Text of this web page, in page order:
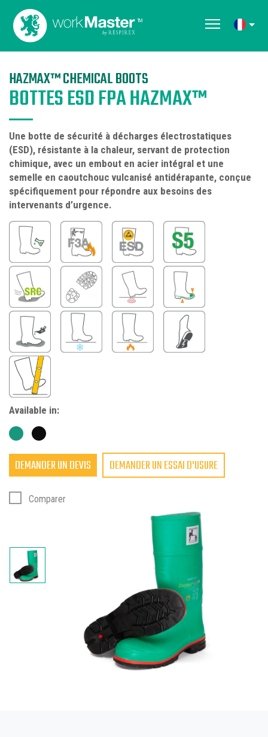
HAZMAX™ CHEMICAL BOOTS
BOTTES ESD FPA HAZMAX™
Une botte de sécurité à décharges électrostatiques
(ESD), résistante à la chaleur, servant de protection
chimique, avec un embout en acier intégral et une
semelle en caoutchouc vulcanisé antidérapante, conçue
spécifiquement pour répondre aux besoins des
intervenants d’urgence.
Available in:
DEMANDER UN DEVIS DEMANDER UN ESSAI D'USURE
Comparer